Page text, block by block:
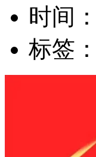
时间：
标签：